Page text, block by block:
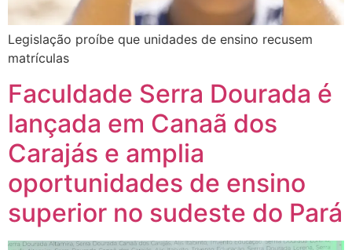
Legislação proíbe que unidades de ensino recusem
matrículas
Faculdade Serra Dourada é
lançada em Canaã dos
Carajás e amplia
oportunidades de ensino
superior no sudeste do Pará